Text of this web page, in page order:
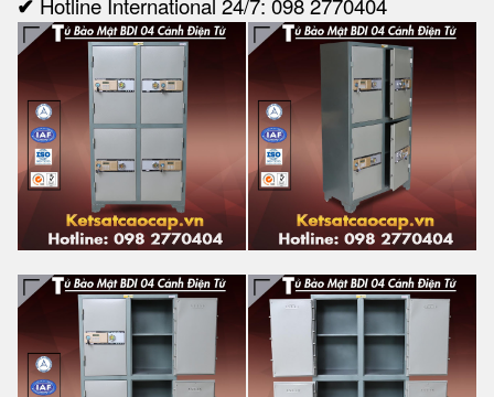
✔ Hotline International 24/7: 098 2770404